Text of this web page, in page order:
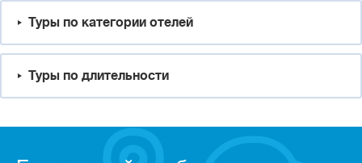
Туры по категории отелей
Туры по длительности